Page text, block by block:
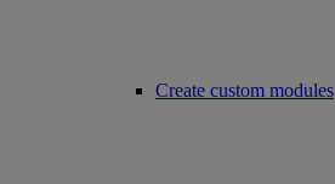
Create custom modules